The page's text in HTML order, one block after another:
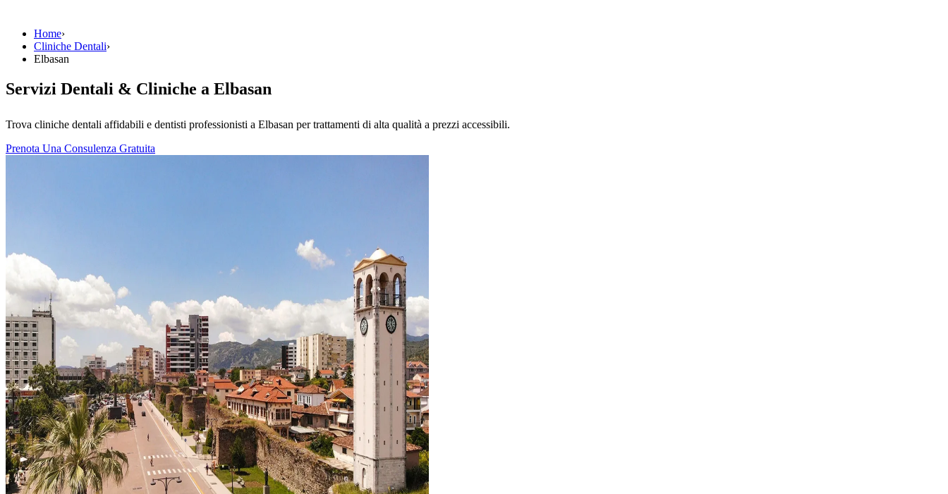
Home›
Cliniche Dentali›
Elbasan
Servizi Dentali & Cliniche a Elbasan
Trova cliniche dentali affidabili e dentisti professionisti a Elbasan per trattamenti di alta qualità a prezzi accessibili.
Prenota Una Consulenza Gratuita